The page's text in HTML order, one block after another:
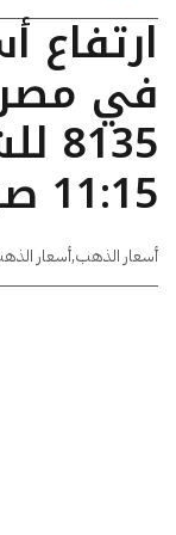
ارتفاع
11:15 صباحا
أسعار الذهب,أسعار